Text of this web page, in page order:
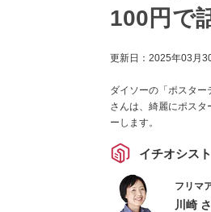
100円で
更新日： 2025年03月
ダイソーの「ポスタ
さんは、綺麗にポス
ーします。
イチオシスト
フリマ
川崎